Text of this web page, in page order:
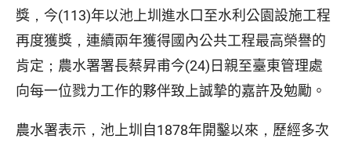
獎，今(113)年以池上圳進水口至水利公園設施工程
再度獲獎，連續兩年獲得國內公共工程最高榮譽的
肯定；農水署署長蔡昇甫今(24)日親至臺東管理處
向每一位戮力工作的夥伴致上誠摯的嘉許及勉勵。
農水署表示，池上圳自1878年開鑿以來，歷經多次